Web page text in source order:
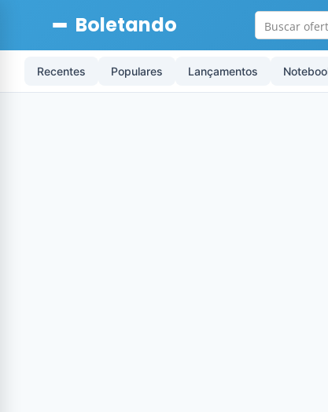
Boletando
Recentes Populares Lançamentos